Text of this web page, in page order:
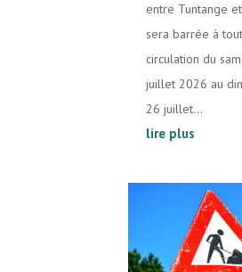
entre Tuntange
sera barrée à
circulation du
juillet 2026 au
26 juillet...
lire plus